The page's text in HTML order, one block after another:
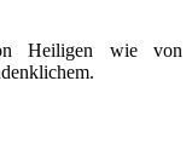
Heiligen wie von